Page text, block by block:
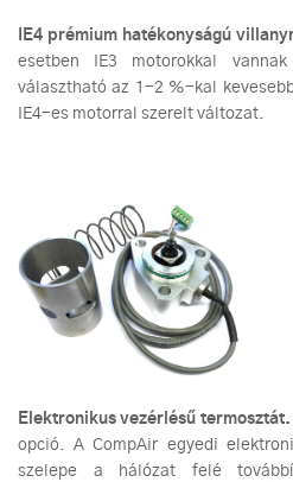
IE4 prémium hatékonyságú
esetben IE3 motorokkal
választható az 1-2 %-kal
IE4-es motorral szerelt változat.
Elektronikus vezérlésű termosztát.
opció. A CompAir egyedi
szelepe a hálózat felé